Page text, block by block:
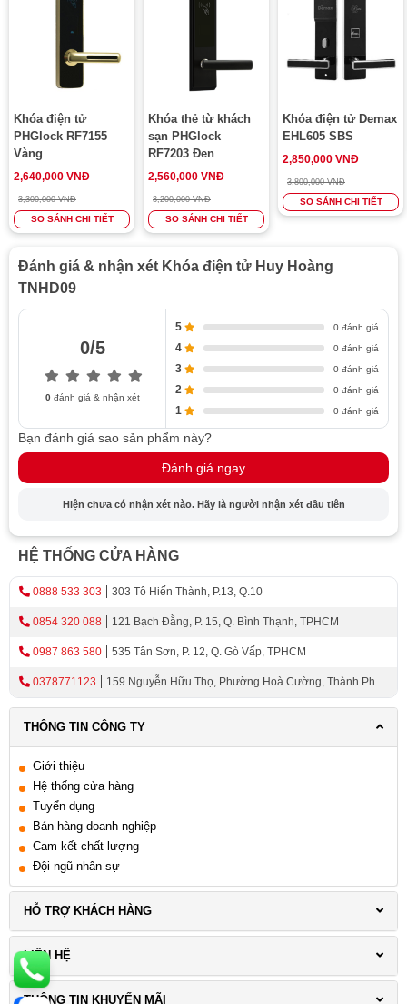
theo
2 chìa khóa cơ
Khóa điện tử
PHGlock RF7155
Vàng
2,640,000 VNĐ
3,300,000 VNĐ
SO SÁNH CHI TIẾT
Khóa thẻ từ khách
sạn PHGlock
RF7203 Đen
2,560,000 VNĐ
3,200,000 VNĐ
SO SÁNH CHI TIẾT
Khóa điện tử Demax
EHL605 SBS
2,850,000 VNĐ
3,800,000 VNĐ
SO SÁNH CHI TIẾT
Đánh giá & nhận xét Khóa điện tử Huy Hoàng
TNHD09
0/5
0đánh giá & nhận xét
5 0 đánh giá
4 0 đánh giá
3 0 đánh giá
2 0 đánh giá
1 0 đánh giá
Bạn đánh giá sao sản phẩm này?
Đánh giá ngay
Hiện chưa có nhận xét nào. Hãy là người nhận xét đầu tiên
HỆ THỐNG CỬA HÀNG
0888 533 303 303 Tô Hiến Thành, P.13, Q.10
0854 320 088 121 Bạch Đằng, P. 15, Q. Bình Thạnh, TPHCM
0987 863 580 535 Tân Sơn, P. 12, Q. Gò Vấp, TPHCM
0378771123
159 Nguyễn Hữu Thọ, Phường Hoà Cường, Thành Phố
THÔNG TIN CÔNG TY
Giới thiệu
Hệ thống cửa hàng
Tuyển dụng
Bán hàng doanh nghiệp
Cam kết chất lượng
Đội ngũ nhân sự
HỖ TRỢ KHÁCH HÀNG
LIÊN HỆ
THÔNG TIN KHUYẾN MÃI